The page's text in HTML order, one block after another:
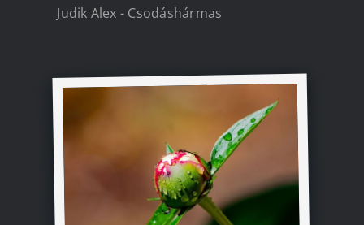
Judik Alex - Csodáshármas